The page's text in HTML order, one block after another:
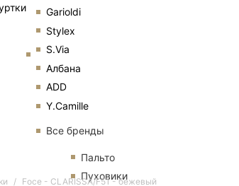
Garioldi
Stylex
S.Via
Албана
ADD
Y.Camille
Все бренды
Пальто
Пуховики
Foce - CLARISSA/F51 - бежевый